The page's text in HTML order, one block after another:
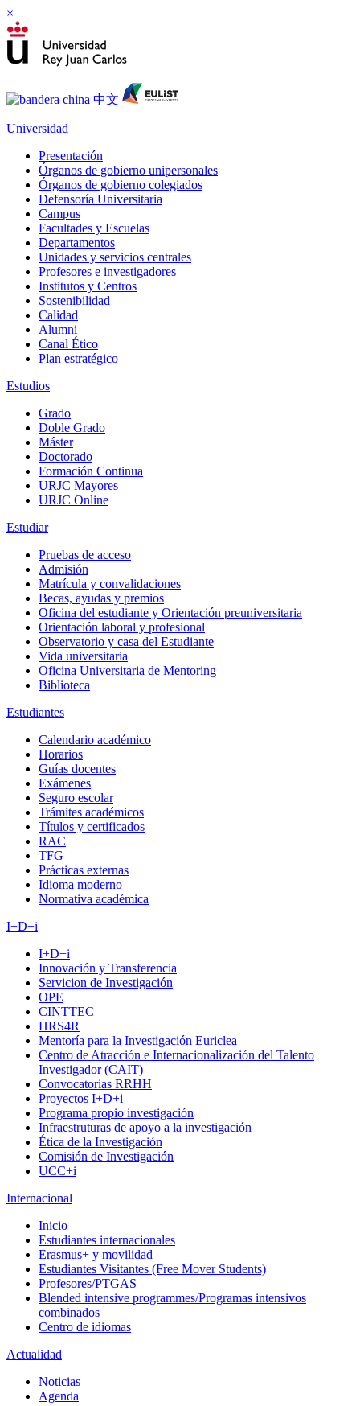
×
Universidad
Presentación
Órganos de gobierno unipersonales
Órganos de gobierno colegiados
Defensoría Universitaria
Campus
Facultades y Escuelas
Departamentos
Unidades y servicios centrales
Profesores e investigadores
Institutos y Centros
Sostenibilidad
Calidad
Alumni
Canal Ético
Plan estratégico
Estudios
Grado
Doble Grado
Máster
Doctorado
Formación Continua
URJC Mayores
URJC Online
Estudiar
Pruebas de acceso
Admisión
Matrícula y convalidaciones
Becas, ayudas y premios
Oficina del estudiante y Orientación preuniversitaria
Orientación laboral y profesional
Observatorio y casa del Estudiante
Vida universitaria
Oficina Universitaria de Mentoring
Biblioteca
Estudiantes
Calendario académico
Horarios
Guías docentes
Exámenes
Seguro escolar
Trámites académicos
Títulos y certificados
RAC
TFG
Prácticas externas
Idioma moderno
Normativa académica
I+D+i
I+D+i
Innovación y Transferencia
Servicion de Investigación
OPE
CINTTEC
HRS4R
Mentoría para la Investigación Euriclea
Centro de Atracción e Internacionalización del Talento
Investigador (CAIT)
Convocatorias RRHH
Proyectos I+D+i
Programa propio investigación
Infraestruturas de apoyo a la investigación
Ética de la Investigación
Comisión de Investigación
UCC+i
Internacional
Inicio
Estudiantes internacionales
Erasmus+ y movilidad
Estudiantes Visitantes (Free Mover Students)
Profesores/PTGAS
Blended intensive programmes/Programas intensivos
combinados
Centro de idiomas
Actualidad
Noticias
Agenda